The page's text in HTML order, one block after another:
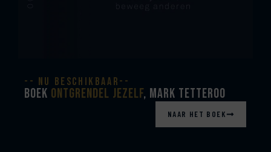
-- nu beschikbaar--
BOEK ONTGRENDEL JEZELF, MARK TETTEROO
NAAR HET BOEK